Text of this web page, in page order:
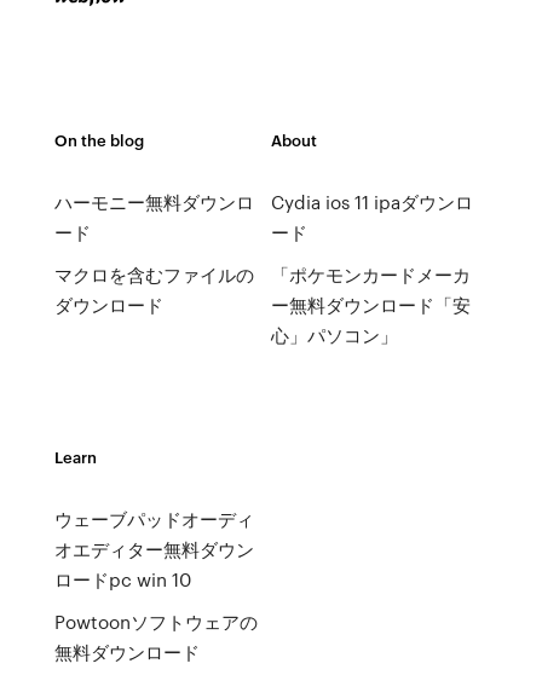
On the blog
ハーモニー無料ダウンロ
ード
マクロを含むファイルの
ダウンロード
About
Cydia ios 11 ipaダウンロ
ード
「ポケモンカードメーカ
ー無料ダウンロード「安
心」パソコン」
Learn
ウェーブパッドオーディ
オエディター無料ダウン
ロードpc win 10
Powtoonソフトウェアの
無料ダウンロード